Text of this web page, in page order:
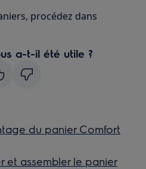
procédez dans
a-t-il été utile ?
du panier Comfort
et assembler le panier